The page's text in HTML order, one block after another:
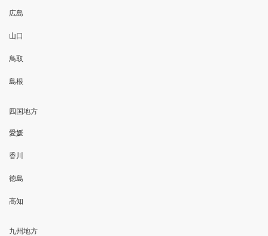
広島
山口
鳥取
島根
四国地方
愛媛
香川
徳島
高知
九州地方